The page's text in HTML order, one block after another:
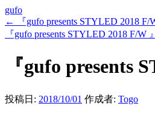
gufo
←
『gufo presents STYLED 2018 F/
『gufo presents STYLED 2018 F/W
『gufo presents
投稿日: 2018/10/01 作成者: Togo